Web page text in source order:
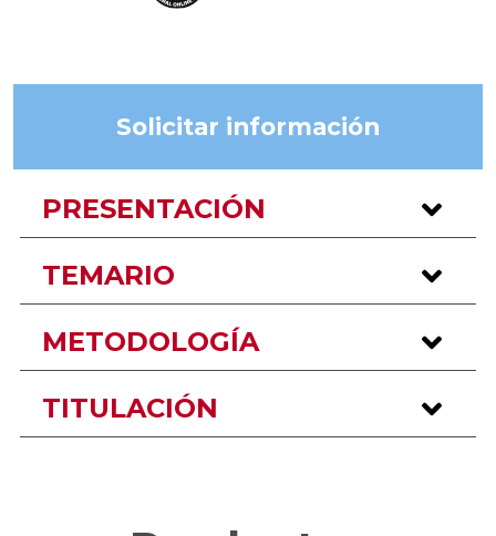
Solicitar información
PRESENTACIÓN
TEMARIO
METODOLOGÍA
TITULACIÓN